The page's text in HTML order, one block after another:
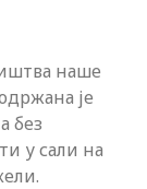
наше
је
без
у сали на